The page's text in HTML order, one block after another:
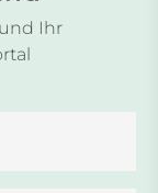
Ihr